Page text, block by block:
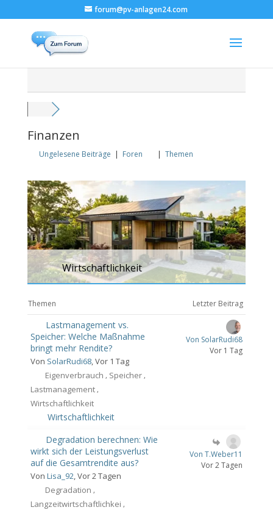
forum@pv-anlagen24.com
Finanzen
Ungelesene Beiträge | Foren | Themen
Wirtschaftlichkeit
Themen Letzter Beitrag
Lastmanagement vs.
Speicher: Welche Maßnahme
bringt mehr Rendite?
Von SolarRudi68, Vor 1 Tag
Eigenverbrauch, Speicher,
Lastmanagement ,
Wirtschaftlichkeit
Wirtschaftlichkeit
Von SolarRudi68
Vor 1 Tag
Degradation berechnen: Wie
wirkt sich der Leistungsverlust
auf die Gesamtrendite aus?
Von Lisa_92, Vor 2 Tagen
Degradation,
Langzeitwirtschaftlichkei ,
Von T.Weber11
Vor 2 Tagen